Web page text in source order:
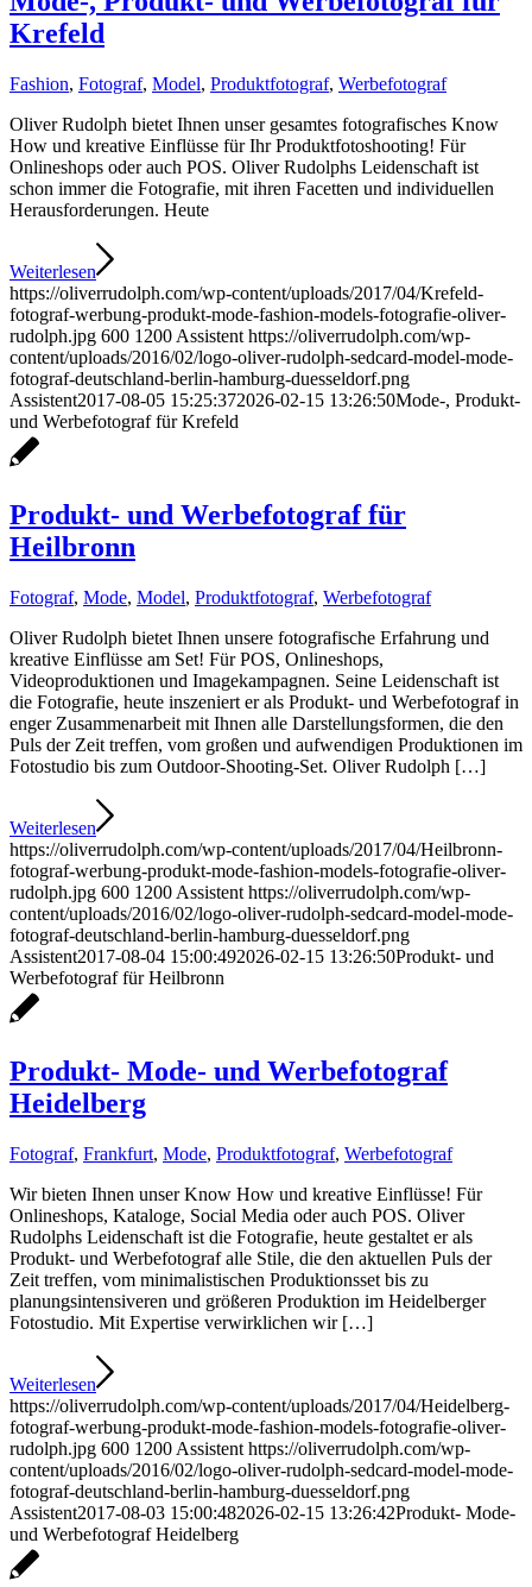
Krefeld
Fashion, Fotograf, Model, Produktfotograf, Werbefotograf
Oliver Rudolph bietet Ihnen unser gesamtes fotografisches Know
How und kreative Einflüsse für Ihr Produktfotoshooting! Für
Onlineshops oder auch POS. Oliver Rudolphs Leidenschaft ist
schon immer die Fotografie, mit ihren Facetten und individuellen
Herausforderungen. Heute
Weiterlesen
https://oliverrudolph.com/wp-content/uploads/2017/04/Krefeld-
fotograf-werbung-produkt-mode-fashion-models-fotografie-oliver-
rudolph.jpg 600 1200 Assistent https://oliverrudolph.com/wp-
content/uploads/2016/02/logo-oliver-rudolph-sedcard-model-mode-
fotograf-deutschland-berlin-hamburg-duesseldorf.png
Assistent2017-08-05 15:25:372026-02-15 13:26:50Mode-, Produkt-
und Werbefotograf für Krefeld
Produkt- und Werbefotograf für
Heilbronn
Fotograf, Mode, Model, Produktfotograf, Werbefotograf
Oliver Rudolph bietet Ihnen unsere fotografische Erfahrung und
kreative Einflüsse am Set! Für POS, Onlineshops,
Videoproduktionen und Imagekampagnen. Seine Leidenschaft ist
die Fotografie, heute inszeniert er als Produkt- und Werbefotograf in
enger Zusammenarbeit mit Ihnen alle Darstellungsformen, die den
Puls der Zeit treffen, vom großen und aufwendigen Produktionen im
Fotostudio bis zum Outdoor-Shooting-Set. Oliver Rudolph […]
Weiterlesen
https://oliverrudolph.com/wp-content/uploads/2017/04/Heilbronn-
fotograf-werbung-produkt-mode-fashion-models-fotografie-oliver-
rudolph.jpg 600 1200 Assistent https://oliverrudolph.com/wp-
content/uploads/2016/02/logo-oliver-rudolph-sedcard-model-mode-
fotograf-deutschland-berlin-hamburg-duesseldorf.png
Assistent2017-08-04 15:00:492026-02-15 13:26:50Produkt- und
Werbefotograf für Heilbronn
Produkt- Mode- und Werbefotograf
Heidelberg
Fotograf, Frankfurt, Mode, Produktfotograf, Werbefotograf
Wir bieten Ihnen unser Know How und kreative Einflüsse! Für
Onlineshops, Kataloge, Social Media oder auch POS. Oliver
Rudolphs Leidenschaft ist die Fotografie, heute gestaltet er als
Produkt- und Werbefotograf alle Stile, die den aktuellen Puls der
Zeit treffen, vom minimalistischen Produktionsset bis zu
planungsintensiveren und größeren Produktion im Heidelberger
Fotostudio. Mit Expertise verwirklichen wir […]
Weiterlesen
https://oliverrudolph.com/wp-content/uploads/2017/04/Heidelberg-
fotograf-werbung-produkt-mode-fashion-models-fotografie-oliver-
rudolph.jpg 600 1200 Assistent https://oliverrudolph.com/wp-
content/uploads/2016/02/logo-oliver-rudolph-sedcard-model-mode-
fotograf-deutschland-berlin-hamburg-duesseldorf.png
Assistent2017-08-03 15:00:482026-02-15 13:26:42Produkt- Mode-
und Werbefotograf Heidelberg